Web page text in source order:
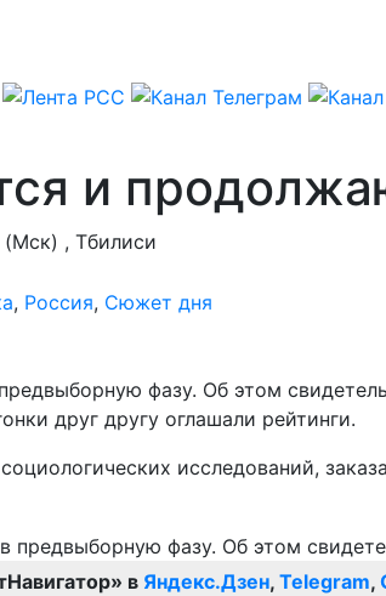
и
(Мск) , Тбилиси
, Россия, Сюжет дня
фазу. Об этом
друг другу оглашали рейтинги.
исследований,
в Яндекс.Дзен, Telegram,